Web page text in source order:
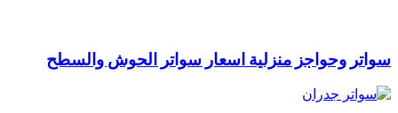
سواتر وحواجز منزلية اسعار سواتر الحوش والسطح